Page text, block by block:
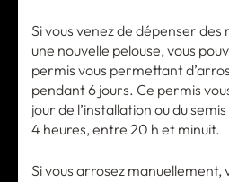
Si vous venez de dépenser des
une nouvelle pelouse, vous
permis vous permettant
pendant 6 jours. Ce permis
jour de l’installation ou du
4 heures, entre 20 h et minuit.
Si vous arrosez manuellement,